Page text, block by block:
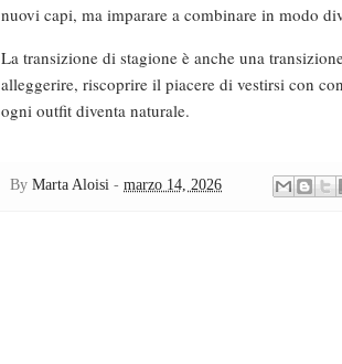
nuovi capi, ma imparare a combinare in modo
La transizione di stagione è anche una
alleggerire, riscoprire il piacere di vestirsi con
ogni outfit diventa naturale.
By Marta Aloisi - marzo 14, 2026